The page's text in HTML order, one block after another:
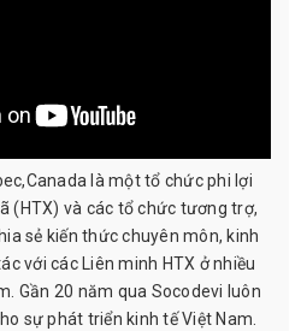
là một tổ chức phi lợi
(HTX) và các tổ chức tương trợ,
sẻ kiến thức chuyên môn, kinh
với các Liên minh HTX ở nhiều
Gần 20 năm qua Socodevi luôn
sự phát triển kinh tế Việt Nam.